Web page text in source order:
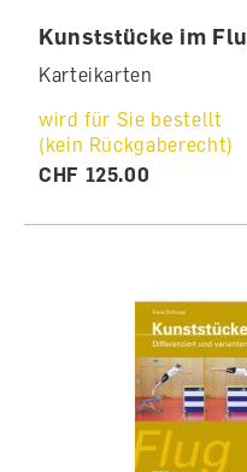
Kunststücke im
Karteikarten
wird für Sie bestellt
(kein Rückgaberecht)
CHF 125.00